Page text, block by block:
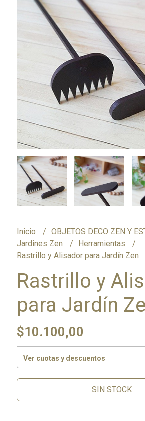
Inicio
OBJETOS DECO ZEN Y
Jardines Zen
Herramientas
Rastrillo y Alisador para Jardín Zen
Rastrillo y
para Jardín
$10.100,00
Ver cuotas y descuentos
SIN STOCK